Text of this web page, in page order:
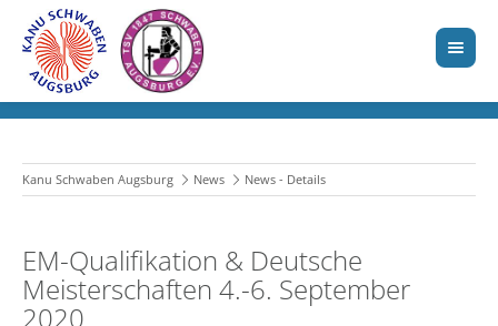
Kanu Schwaben Augsburg News News - Details
EM-Qualifikation & Deutsche
Meisterschaften 4.-6. September
2020